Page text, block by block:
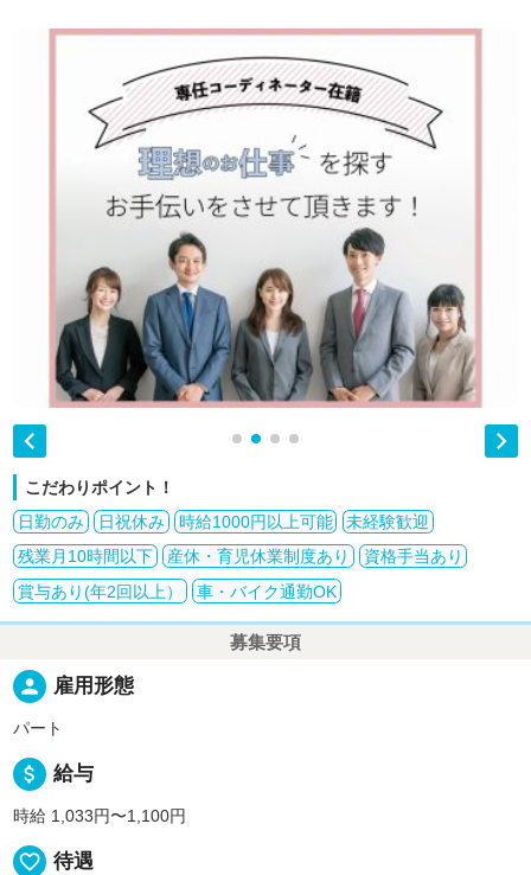
 
こだわりポイント！
日勤のみ
日祝休み 時給1000円以上可能
未経験歓迎
残業月10時間以下
産休・育児休業制度あり
資格手当あり
賞与あり(年2回以上）
車・バイク通勤OK
募集要項
person 雇用形態
パート
attach_money 給与
時給 1,033円〜1,100円
favorite_border 待遇